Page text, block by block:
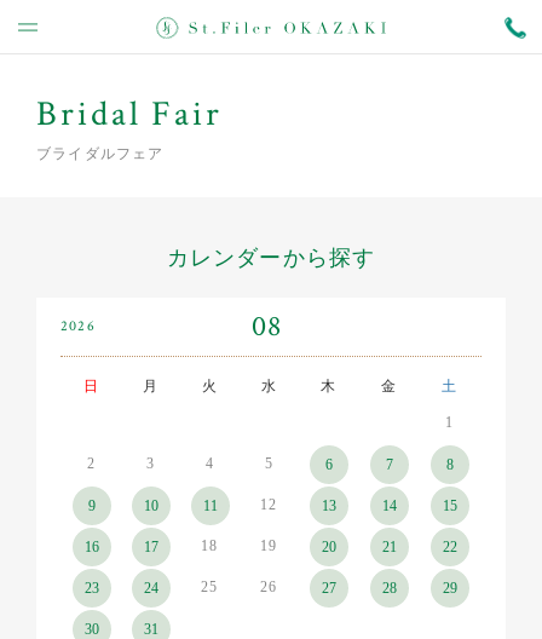
Bridal Fair
ブライダルフェア
カレンダーから探す
2026 08
日 月 火 水 木 金 土
1
2 3 4 5 6 7 8
9 10 11 12 13 14 15
16 17 18 19 20 21 22
23 24 25 26 27 28 29
30 31